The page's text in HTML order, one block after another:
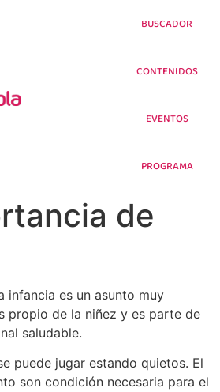
BUSCADOR
CONTENIDOS
EVENTOS
PROGRAMA
de
infancia es un asunto muy
propio de la niñez y es parte de
saludable.
puede jugar estando quietos. El
son condición necesaria para el